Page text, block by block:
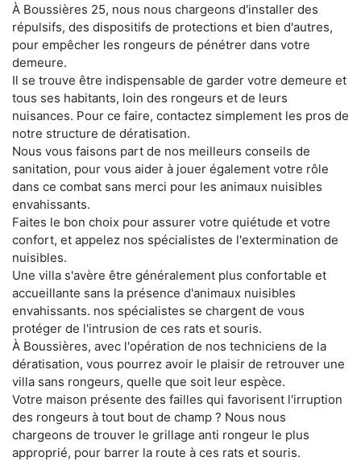
À Boussières 25, nous nous chargeons d'installer des
répulsifs, des dispositifs de protections et bien d'autres,
pour empêcher les rongeurs de pénétrer dans votre
demeure.
Il se trouve être indispensable de garder votre demeure et
tous ses habitants, loin des rongeurs et de leurs
nuisances. Pour ce faire, contactez simplement les pros de
notre structure de dératisation.
Nous vous faisons part de nos meilleurs conseils de
sanitation, pour vous aider à jouer également votre rôle
dans ce combat sans merci pour les animaux nuisibles
envahissants.
Faites le bon choix pour assurer votre quiétude et votre
confort, et appelez nos spécialistes de l'extermination de
nuisibles.
Une villa s'avère être généralement plus confortable et
accueillante sans la présence d'animaux nuisibles
envahissants. nos spécialistes se chargent de vous
protéger de l'intrusion de ces rats et souris.
À Boussières, avec l'opération de nos techniciens de la
dératisation, vous pourrez avoir le plaisir de retrouver une
villa sans rongeurs, quelle que soit leur espèce.
Votre maison présente des failles qui favorisent l'irruption
des rongeurs à tout bout de champ ? Nous nous
chargeons de trouver le grillage anti rongeur le plus
approprié, pour barrer la route à ces rats et souris.